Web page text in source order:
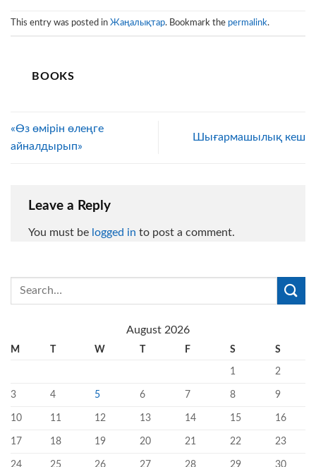
This entry was posted in Жаңалықтар. Bookmark the permalink.
BOOKS
«Өз өмірін өлеңге
айналдырып»
Шығармашылық кеш
Leave a Reply
You must be logged in to post a comment.
August 2026
M T W T F S S
1 2
3 4 5 6 7 8 9
10 11 12 13 14 15 16
17 18 19 20 21 22 23
24 25 26 27 28 29 30